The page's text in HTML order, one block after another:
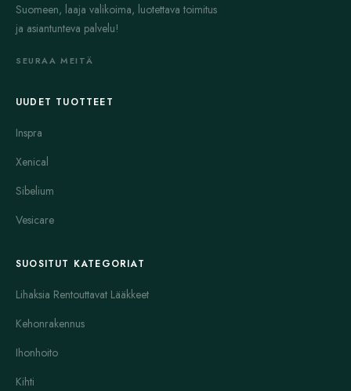
Suomeen, laaja valikoima, luotettava toimitus
ja asiantunteva palvelu!
SEURAA MEITÄ
UUDET TUOTTEET
Inspra
Xenical
Sibelium
Vesicare
SUOSITUT KATEGORIAT
Lihaksia Rentouttavat Lääkkeet
Kehonrakennus
Ihonhoito
Kihti